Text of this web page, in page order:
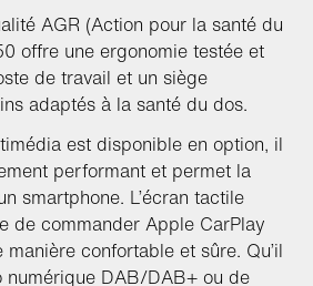
AGR (Action pour la santé du
offre une ergonomie testée et
de travail et un siège
adaptés à la santé du dos.
est disponible en option, il
performant et permet la
smartphone. L’écran tactile
de commander Apple CarPlay
confortable et sûre. Qu’il
numérique DAB/DAB+ ou de